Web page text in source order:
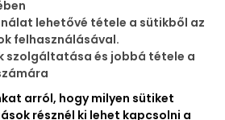
lehetővé tétele a sütikből az
felhasználásával.
szolgáltatása és jobbá tétele a
arról, hogy milyen sütiket
résznél ki lehet kapcsolni a